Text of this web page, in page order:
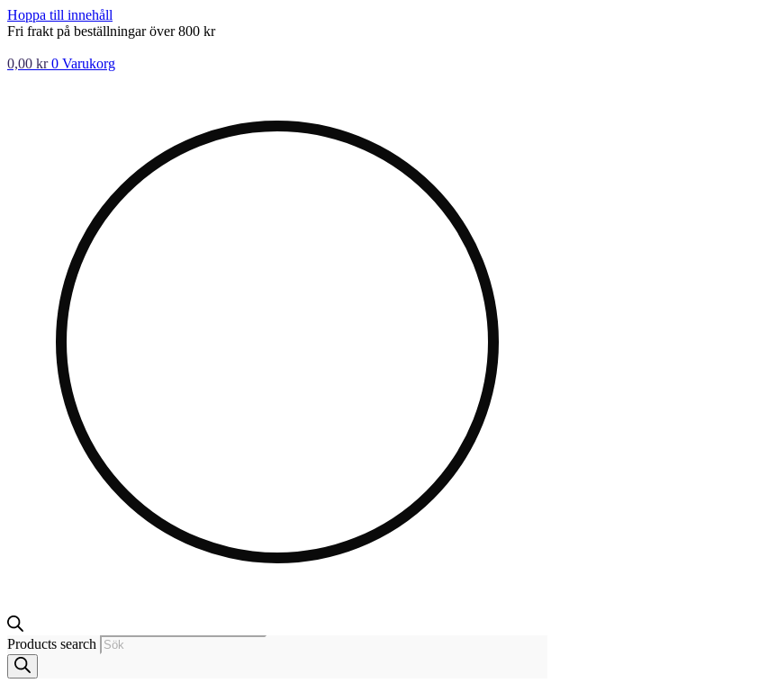
Hoppa till innehåll
Fri frakt på beställningar över 800 kr
0,00 kr 0 Varukorg
Products search